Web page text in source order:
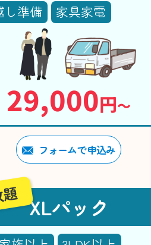
し準備
家具家電
29,000円〜
フォームで申込み
XLパック